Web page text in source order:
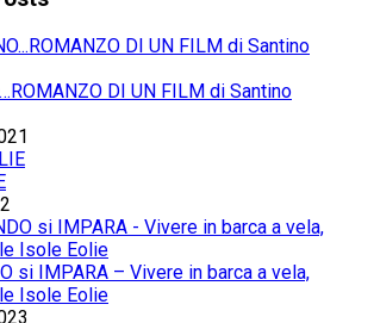
DI UN FILM di Santino
si IMPARA – Vivere in barca a vela,
Isole Eolie